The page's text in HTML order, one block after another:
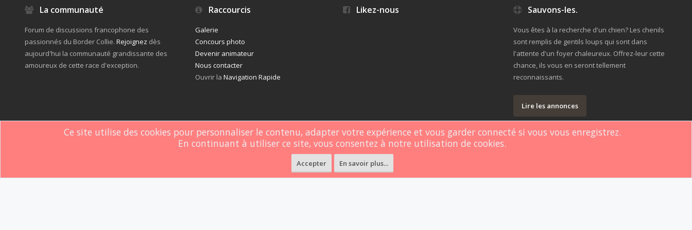
La communauté
Forum de discussions francophone des
passionnés du Border Collie. Rejoignez dès
aujourd'hui la communauté grandissante des
amoureux de cette race d'exception.
Raccourcis
Galerie
Concours photo
Devenir animateur
Nous contacter
Ouvrir laNavigation Rapide
Likez-nous Sauvons-les.
Vous êtes à la recherche d'un chien? Les chenils
sont remplis de gentils loups qui sont dans
l'attente d'un foyer chaleureux. Offrez-leur cette
chance, ils vous en seront tellement
reconnaissants.
Lire les annonces
Webdomain.com.
Ce site utilise des cookies pour personnaliser le contenu, adapter votre expérience et vous garder connecté si vous vous enregistrez.
En continuant à utiliser ce site, vous consentez à notre utilisation de cookies.
Accepter En savoir plus...